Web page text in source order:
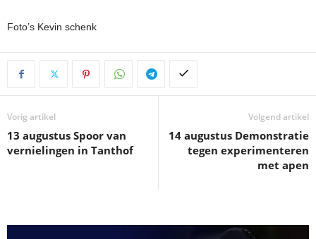
Foto’s Kevin schenk
Vorig artikel
13 augustus Spoor van
vernielingen in Tanthof
Volgend artikel
14 augustus Demonstratie
tegen experimenteren
met apen